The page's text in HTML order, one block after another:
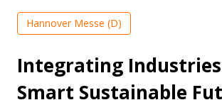
Hannover Messe (D)
Integrating
Smart Sustainable